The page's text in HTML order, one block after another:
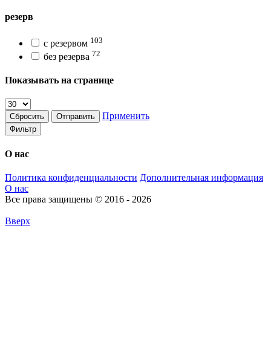
резерв
с резервом 103
без резерва 72
Показывать на странице
Сбросить Отправить Применить
Фильтр
О нас
Политика конфиденциальности Дополнительная информация
О нас
Все права защищены © 2016 - 2026
Вверх